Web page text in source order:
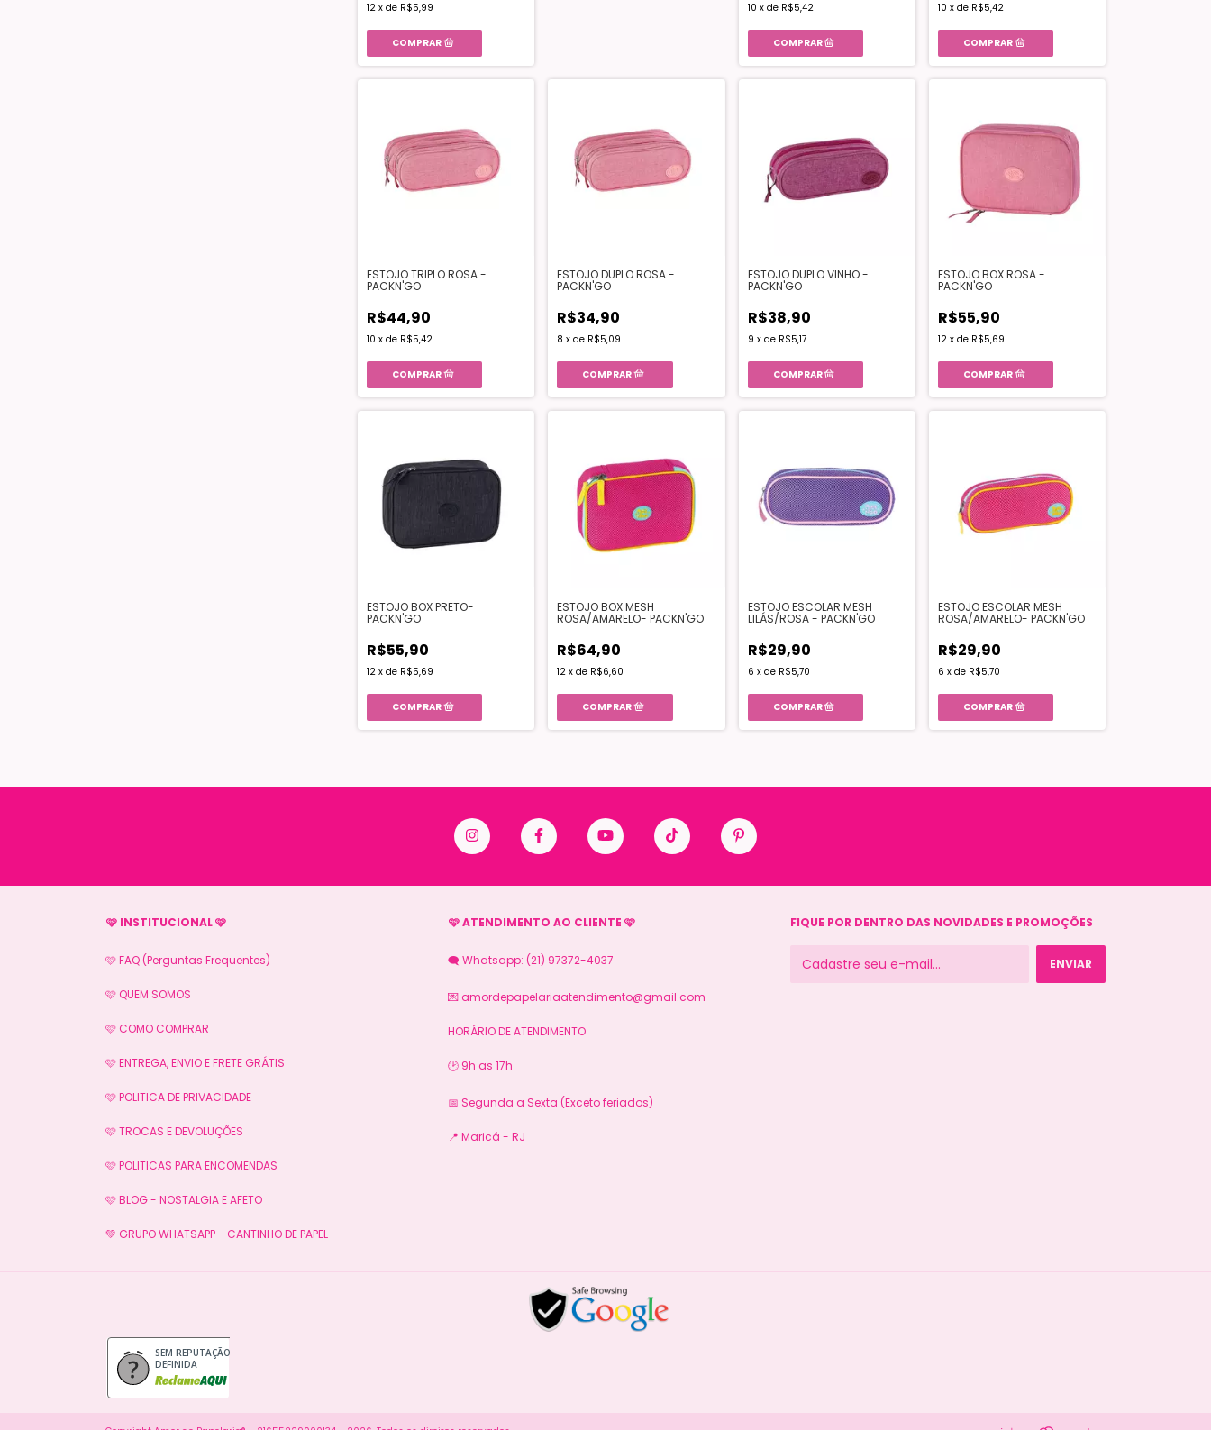
12 x de R$5,99 10 x de R$5,42 10 x de R$5,42
ESTOJO TRIPLO ROSA -
PACKN'GO
R$44,90
10 x de R$5,42
ESTOJO DUPLO ROSA -
PACKN'GO
R$34,90
8 xde R$5,09
ESTOJO DUPLO VINHO -
PACKN'GO
R$38,90
9 x de R$5,17
ESTOJO BOX ROSA -
PACKN'GO
R$55,90
12 x de R$5,69
ESTOJO BOX PRETO-
PACKN'GO
R$55,90
12 x de R$5,69
ESTOJO BOX MESH
ROSA/AMARELO- PACKN'GO
R$64,90
12 xde R$6,60
ESTOJO ESCOLAR MESH
LILÁS/ROSA - PACKN'GO
R$29,90
6 x de R$5,70
ESTOJO ESCOLAR MESH
ROSA/AMARELO- PACKN'GO
R$29,90
6 x de R$5,70
🩷 INSTITUCIONAL 🩷
🩷 FAQ (Perguntas Frequentes)
🩷 QUEM SOMOS
🩷 COMO COMPRAR
🩷 ENTREGA, ENVIO E FRETE GRÁTIS
🩷 POLITICA DE PRIVACIDADE
🩷 TROCAS E DEVOLUÇÕES
🩷 POLITICAS PARA ENCOMENDAS
🩷 BLOG - NOSTALGIA E AFETO
💚 GRUPO WHATSAPP - CANTINHO DE PAPEL
🩷 ATENDIMENTO AO CLIENTE 🩷
🗨️ Whatsapp: (21) 97372-4037
💌 amordepapelariaatendimento@gmail.com
HORÁRIO DE ATENDIMENTO
🕑 9h as 17h
📅 Segunda a Sexta (Exceto feriados)
📍 Maricá - RJ
FIQUE POR DENTRO DAS NOVIDADES E PROMOÇÕES
SEM REPUTAÇÃO
DEFINIDA